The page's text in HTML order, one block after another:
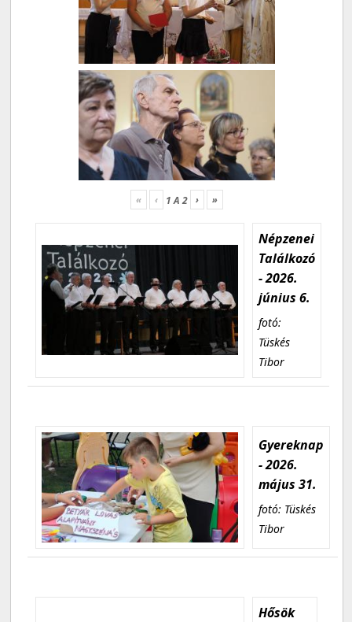
« ‹ 1A2 › »
Népzenei
Találkozó
- 2026.
június 6.
fotó:
Tüskés
Tibor
Gyereknap
- 2026.
május 31.
fotó: Tüskés
Tibor
Hősök